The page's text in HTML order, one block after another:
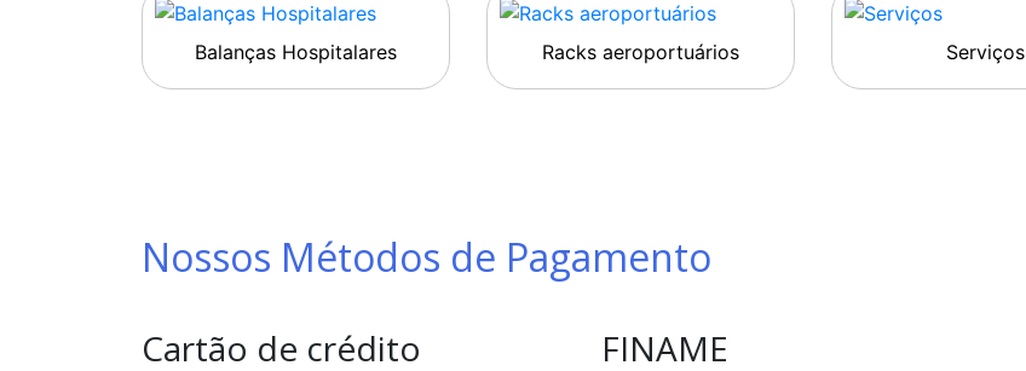
Balanças Hospitalares Racks aeroportuários Serviços
Nossos Métodos de Pagamento
Cartão de crédito FINAME